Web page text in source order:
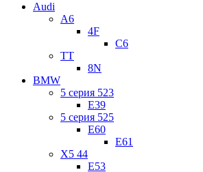
Audi
A6
4F
C6
TT
8N
BMW
5 серия 523
E39
5 серия 525
E60
E61
X5 44
E53